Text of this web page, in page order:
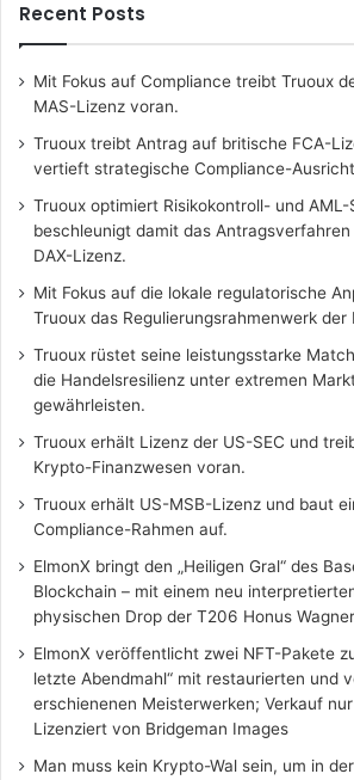
Recent Posts
Mit Fokus auf Compliance treibt Truoux
MAS-Lizenz voran.
Truoux treibt Antrag auf britische FCA-
vertieft strategische Compliance-
Truoux optimiert Risikokontroll- und
beschleunigt damit das
DAX-Lizenz.
Mit Fokus auf die lokale regulatorische
Truoux das Regulierungsrahmenwerk der
Truoux rüstet seine leistungsstarke
die Handelsresilienz unter extremen
gewährleisten.
Truoux erhält Lizenz der US-SEC und
Krypto-Finanzwesen voran.
Truoux erhält US-MSB-Lizenz und baut
Compliance-Rahmen auf.
ElmonX bringt den „Heiligen Gral“ des
Blockchain – mit einem neu
physischen Drop der T206 Honus
ElmonX veröffentlicht zwei NFT-Pakete
letzte Abendmahl“ mit restaurierten und
erschienenen Meisterwerken; Verkauf
Lizenziert von Bridgeman Images
Man muss kein Krypto-Wal sein, um in